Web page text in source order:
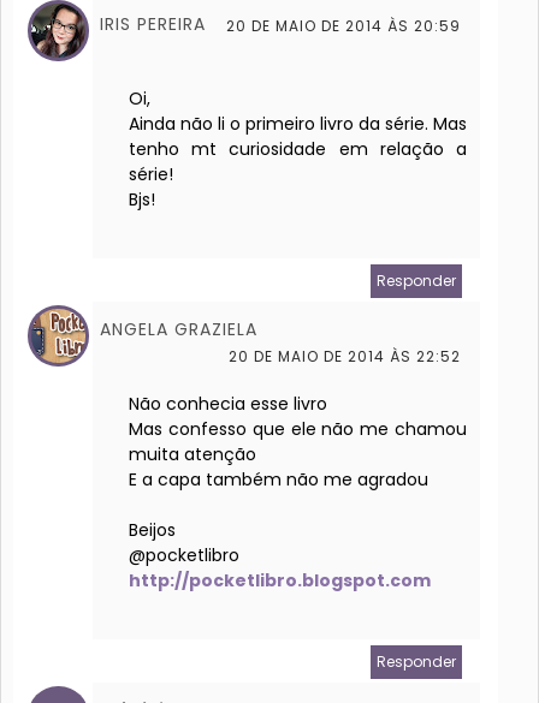
IRIS PEREIRA 20 DE MAIO DE 2014 ÀS 20:59
Oi,
Ainda não li o primeiro livro da série. Mas
tenho mt curiosidade em relação a
série!
Bjs!
Responder
ANGELA GRAZIELA
20 DE MAIO DE 2014 ÀS 22:52
Não conhecia esse livro
Mas confesso que ele não me chamou
muita atenção
E a capa também não me agradou
Beijos
@pocketlibro
http://pocketlibro.blogspot.com
Responder